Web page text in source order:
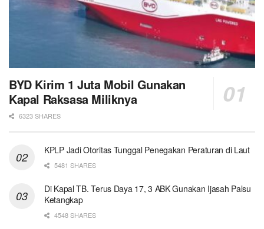
BYD Kirim 1 Juta Mobil Gunakan
Kapal Raksasa Miliknya
6323 SHARES
KPLP Jadi Otoritas Tunggal Penegakan Peraturan di Laut
5481 SHARES
Di Kapal TB. Terus Daya 17, 3 ABK Gunakan Ijasah Palsu
Ketangkap
4548 SHARES